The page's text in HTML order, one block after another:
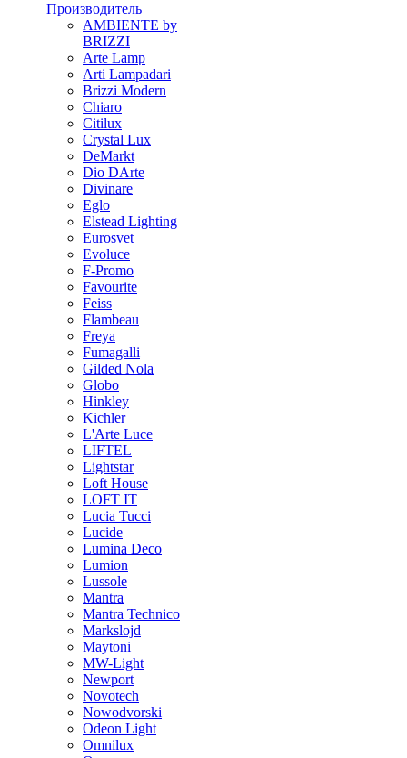
Производитель
AMBIENTE by
BRIZZI
Arte Lamp
Arti Lampadari
Brizzi Modern
Chiaro
Citilux
Crystal Lux
DeMarkt
Dio DArte
Divinare
Eglo
Elstead Lighting
Eurosvet
Evoluce
F-Promo
Favourite
Feiss
Flambeau
Freya
Fumagalli
Gilded Nola
Globo
Hinkley
Kichler
L'Arte Luce
LIFTEL
Lightstar
Loft House
LOFT IT
Lucia Tucci
Lucide
Lumina Deco
Lumion
Lussole
Mantra
Mantra Technico
Markslojd
Maytoni
MW-Light
Newport
Novotech
Nowodvorski
Odeon Light
Omnilux